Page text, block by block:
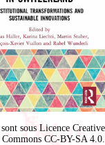
sous Licence Creative
Commons CC-BY-SA 4.0